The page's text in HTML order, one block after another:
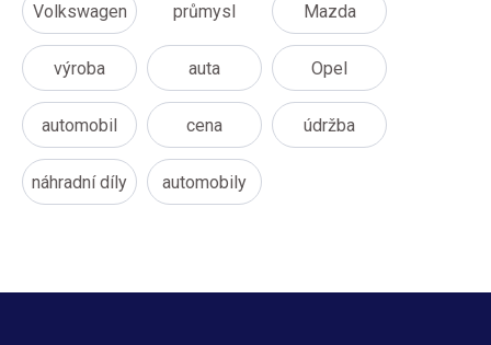
Volkswagen průmysl Mazda
výroba auta Opel
automobil cena údržba
náhradní díly automobily